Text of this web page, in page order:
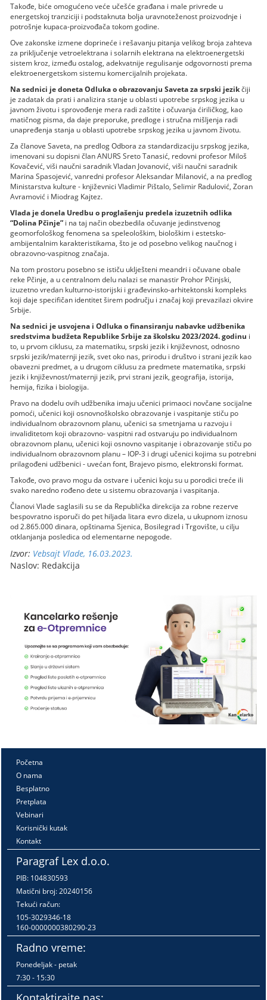
Takođe, biće omogućeno veće učešće građana i male privrede u
energetskoj tranziciji i podstaknuta bolja uravnoteženost proizvodnje i
potrošnje kupaca-proizvođača tokom godine.
Ove zakonske izmene doprineće i rešavanju pitanja velikog broja zahteva
za priključenje vetroelektrana i solarnih elektrana na elektroenergetski
sistem kroz, između ostalog, adekvatnije regulisanje odgovornosti prema
elektroenergetskom sistemu komercijalnih projekata.
Na sednici je doneta Odluka o obrazovanju Saveta za srpski jezikčiji
je zadatak da prati i analizira stanje u oblasti upotrebe srpskog jezika u
javnom životu i sprovođenje mera radi zaštite i očuvanja ćiriličkog, kao
matičnog pisma, da daje preporuke, predloge i stručna mišljenja radi
unapređenja stanja u oblasti upotrebe srpskog jezika u javnom životu.
Za članove Saveta, na predlog Odbora za standardizaciju srpskog jezika,
imenovani su dopisni član ANURS Sreto Tanasić, redovni profesor Miloš
Kovačević, viši naučni saradnik Vladan Jovanović, viši naučni saradnik
Marina Spasojević, vanredni profesor Aleksandar Milanović, a na predlog
Ministarstva kulture - književnici Vladimir Pištalo, Selimir Radulović, Zoran
Avramović i Miodrag Kajtez.
Vlada je donela Uredbu o proglašenju predela izuzetnih odlika
“Dolina Pčinje” i na taj način obezbedila očuvanje jedinstvenog
geomorfološkog fenomena sa speleološkim, biološkim i estetsko-
ambijentalnim karakteristikama, što je od posebno velikog naučnog i
obrazovno-vaspitnog značaja.
Na tom prostoru posebno se ističu uklješteni meandri i očuvane obale
reke Pčinje, a u centralnom delu nalazi se manastir Prohor Pčinjski,
izuzetno vredan kulturno-istorijski i građevinsko-arhitektonski kompleks
koji daje specifičan identitet širem području i značaj koji prevazilazi okvire
Srbije.
Na sednici je usvojena i Odluka o finansiranju nabavke udžbenika
sredstvima budžeta Republike Srbije za školsku 2023/2024. godinu i
to, u prvom ciklusu, za matematiku, srpski jezik i književnost, odnosno
srpski jezik/maternji jezik, svet oko nas, prirodu i društvo i strani jezik kao
obavezni predmet, a u drugom ciklusu za predmete matematika, srpski
jezik i književnost/maternji jezik, prvi strani jezik, geografija, istorija,
hemija, fizika i biologija.
Pravo na dodelu ovih udžbenika imaju učenici primaoci novčane socijalne
pomoći, učenici koji osnovnoškolsko obrazovanje i vaspitanje stiču po
individualnom obrazovnom planu, učenici sa smetnjama u razvoju i
invaliditetom koji obrazovno- vaspitni rad ostvaruju po individualnom
obrazovnom planu, učenici koji osnovno vaspitanje i obrazovanje stiču po
individualnom obrazovnom planu – IOP-3 i drugi učenici kojima su potrebni
prilagođeni udžbenici - uvećan font, Brajevo pismo, elektronski format.
Takođe, ovo pravo mogu da ostvare i učenici koju su u porodici treće ili
svako naredno rođeno dete u sistemu obrazovanja i vaspitanja.
Članovi Vlade saglasili su se da Republička direkcija za robne rezerve
bespovratno isporuči do pet hiljada litara evro dizela, u ukupnom iznosu
od 2.865.000 dinara, opštinama Sjenica, Bosilegrad i Trgovište, u cilju
otklanjanja posledica od elementarne nepogode.
Izvor: Vebsajt Vlade, 16.03.2023.
Naslov: Redakcija
Početna
O nama
Besplatno
Pretplata
Vebinari
Korisnički kutak
Kontakt
Paragraf Lex d.o.o.
PIB: 104830593
Matični broj: 20240156
Tekući račun:
105-3029346-18
160-0000000380290-23
Radno vreme:
Ponedeljak - petak
7:30 - 15:30